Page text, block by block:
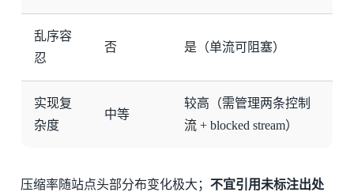
乱序容
忍
否 是（单流可阻塞）
实现复
杂度
中等
较高（需管理两条控制
流 + blocked stream）
压缩率随站点头部分布变化极大； 不宜引用未标注出处